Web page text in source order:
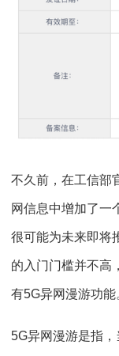
不久前，在工信部
网信息中增加了一
很可能为未来即将
的入门门槛并不高
有5G异网漫游功能
5G异网漫游是指